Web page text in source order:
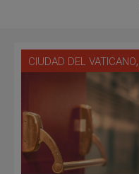
CIUDAD DEL VATICANO,